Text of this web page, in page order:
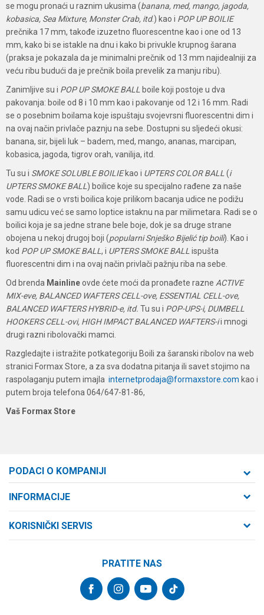
se mogu pronaći u raznim ukusima (banana, med, mango, jagoda,
kobasica, Sea Mixture, Monster Crab, itd.) kao i POP UP BOILIE
prečnika 17 mm, takođe izuzetno fluorescentne kao i one od 13
mm, kako bi se istakle na dnu i kako bi privukle krupnog šarana
(praksa je pokazala da je minimalni prečnik od 13 mm najidealniji za
veću ribu budući da je prečnik boila prevelik za manju ribu).
Zanimljive su i POP UP SMOKE BALL boile koji postoje u dva
pakovanja: boile od 8 i 10 mm kao i pakovanje od 12 i 16 mm. Radi
se o posebnim boilama koje ispuštaju svojevrsni fluorescentni dim i
na ovaj način privlače paznju na sebe. Dostupni su sljedeći okusi:
banana, sir, bijeli luk – badem, med, mango, ananas, marcipan,
kobasica, jagoda, tigrov orah, vanilija, itd.
Tu su i SMOKE SOLUBLE BOILIEkao i UPTERS COLOR BALL (i
UPTERS SMOKE BALL ) boilice koje su specijalno rađene za naše
vode. Radi se o vrsti boilica koje prilikom bacanja udice ne podižu
samu udicu već se samo loptice istaknu na par milimetara. Radi se o
boilici koja je sa jedne strane bele boje, dok je sa druge strane
obojena u nekoj drugoj boji (popularni Snješko Bijelić tip boili). Kao i
kod POP UP SMOKE BALL, i UPTERS SMOKE BALL ispušta
fluorescentni dim i na ovaj način privlači pažnju riba na sebe.
Od brenda Mainlineovde ćete moći da pronađete razne ACTIVE
MIX-eve, BALANCED WAFTERS CELL-ove, ESSENTIAL CELL-ove,
BALANCED WAFTERS HYBRID-e, itd. Tu su i POP-UPS-i, DUMBELL
HOOKERS CELL-ovi, HIGH IMPACT BALANCED WAFTERS-ii mnogi
drugi razni ribolovački mamci.
Razgledajte i istražite potkategoriju Boili za šaranski ribolov na web
stranici Formax Store, a za sva dodatna pitanja ili savet stojimo na
raspolaganju putem imajla internetprodaja@formaxstore.com kao i
putem broja telefona 064/647-81-86,
Vaš Formax Store
PODACI O KOMPANIJI
Cara Dušana 47
internetprodaja@formaxstore.com
INFORMACIJE
KORISNIČKI SERVIS
PRATITE NAS